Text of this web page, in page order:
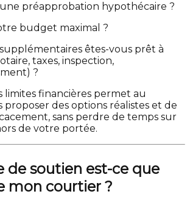
préapprobation hypothécaire ?
budget maximal ?
êtes-vous prêt à
taxes, inspection,
?
limites financières permet au
des options réalistes et de
sans perdre de temps sur
de votre portée.
de soutien est-ce que
mon courtier ?